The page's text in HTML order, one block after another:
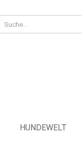
HUNDEWELT